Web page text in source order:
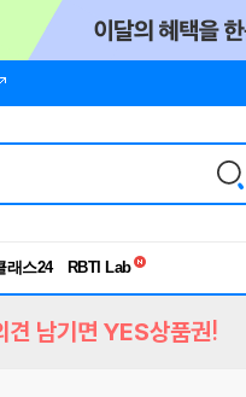
래스24
RBTI Lab
독서유형검사
견 남기면 YES상품권!